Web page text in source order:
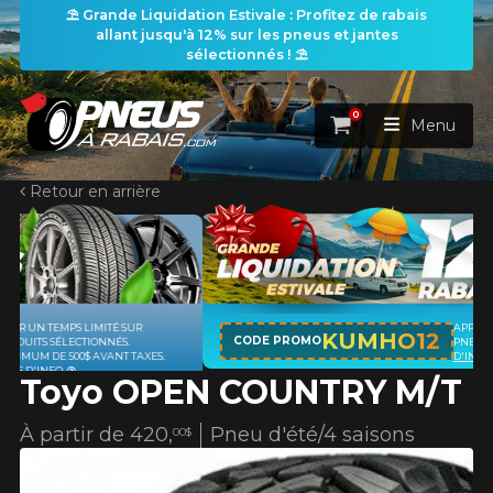
⛱️ Grande Liquidation Estivale : Profitez de rabais
allant jusqu'à 12% sur les pneus et jantes
sélectionnés ! ⛱️
ACCUEIL
PNEUS
RECHERCHE DE PNEUS VOIR TOUT
Rechercher par
Par dimensions Par véhicule
Recherche par dimensions DIAMÈTRE
ROUES
RECHERCHE DE ROUES VOIR TOUT
Par dimensions
ENSEMBLES
RECHERCHE D'ENSEMBLES
PROMOTIONS
Panier
0
Menu
Retour en arrière
Toyo OPEN COUNTRY M/T
Pneu d'été/4 saisons
À partir de 420,00$
CODE PROMO KUMHO12
APPLICABLE SUR TOUT ACHAT DE 4
PNEUS DE MARQUE KUMHO*
PLUS
D'INFO